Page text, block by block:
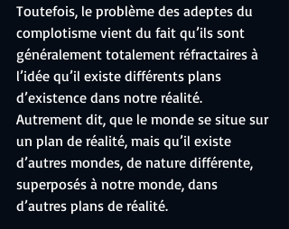
Toutefois, le problème des adeptes du
complotisme vient du fait qu’ils sont
généralement totalement réfractaires à
l’idée qu’il existe différents plans
d’existence dans notre réalité.
Autrement dit, que le monde se situe sur
un plan de réalité, mais qu’il existe
d’autres mondes, de nature différente,
superposés à notre monde, dans
d’autres plans de réalité.